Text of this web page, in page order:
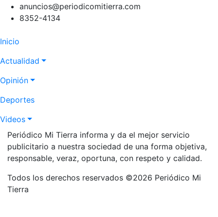
anuncios@periodicomitierra.com
8352-4134
Navegación
principal
Inicio
Actualidad
Opinión
Deportes
Videos
Periódico Mi Tierra informa y da el mejor servicio
publicitario a nuestra sociedad de una forma objetiva,
responsable, veraz, oportuna, con respeto y calidad.
Todos los derechos reservados ©2026 Periódico Mi
Tierra